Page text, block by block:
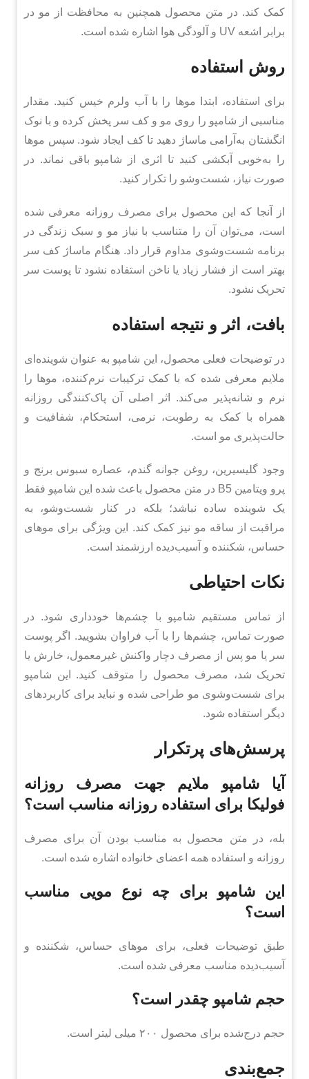
کمک کند. در متن محصول همچنین به محافظت از مو در
برابر اشعه UV و آلودگی هوا اشاره شده است.
روش استفاده
برای استفاده، ابتدا موها را با آب ولرم خیس کنید. مقدار
مناسبی از شامپو را روی مو و کف سر پخش کرده و با نوک
انگشتان به‌آرامی ماساژ دهید تا کف ایجاد شود. سپس موها
را به‌خوبی آبکشی کنید تا اثری از شامپو باقی نماند. در
صورت نیاز، شست‌وشو را تکرار کنید.
از آنجا که این محصول برای مصرف روزانه معرفی شده
است، می‌توان آن را متناسب با نیاز مو و سبک زندگی در
برنامه شست‌وشوی مداوم قرار داد. هنگام ماساژ کف سر
بهتر است از فشار زیاد یا ناخن استفاده نشود تا پوست سر
تحریک نشود.
بافت، اثر و نتیجه استفاده
در توضیحات فعلی محصول، این شامپو به عنوان شوینده‌ای
ملایم معرفی شده که با کمک ترکیبات نرم‌کننده، موها را
نرم و شانه‌پذیر می‌کند. اثر اصلی آن پاک‌کنندگی روزانه
همراه با کمک به رطوبت، نرمی، استحکام، شفافیت و
حالت‌پذیری مو است.
وجود گلیسیرین، روغن جوانه گندم، عصاره سبوس برنج و
پرو ویتامین B5 در متن محصول باعث شده این شامپو فقط
یک شوینده ساده نباشد؛ بلکه در کنار شست‌وشو، به
مراقبت از ساقه مو نیز کمک کند. این ویژگی برای موهای
حساس، شکننده و آسیب‌دیده ارزشمند است.
نکات احتیاطی
از تماس مستقیم شامپو با چشم‌ها خودداری شود. در
صورت تماس، چشم‌ها را با آب فراوان بشویید. اگر پوست
سر یا مو پس از مصرف دچار واکنش غیرمعمول، خارش یا
تحریک شد، مصرف محصول را متوقف کنید. این شامپو
برای شست‌وشوی مو طراحی شده و نباید برای کاربردهای
دیگر استفاده شود.
پرسش‌های پرتکرار
آیا شامپو ملایم جهت مصرف روزانه
فولیکا برای استفاده روزانه مناسب است؟
بله، در متن محصول به مناسب بودن آن برای مصرف
روزانه و استفاده همه اعضای خانواده اشاره شده است.
این شامپو برای چه نوع مویی مناسب
است؟
طبق توضیحات فعلی، برای موهای حساس، شکننده و
آسیب‌دیده مناسب معرفی شده است.
حجم شامپو چقدر است؟
حجم درج‌شده برای محصول ۲۰۰ میلی لیتر است.
جمع‌بندی